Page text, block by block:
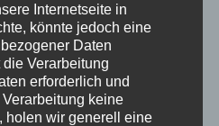
Internetseite in
könnte jedoch eine
Daten
Verarbeitung
erforderlich und
keine
holen wir generell eine